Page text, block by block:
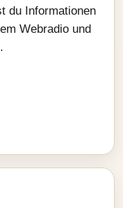
du Informationen
Webradio und